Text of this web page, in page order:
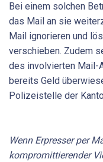
Bei einem solchen
das Mail an sie
Mail ignorieren und
verschieben. Zudem
des involvierten Mail-
bereits Geld
Polizeistelle der
Wenn Erpresser per
kompromittierender